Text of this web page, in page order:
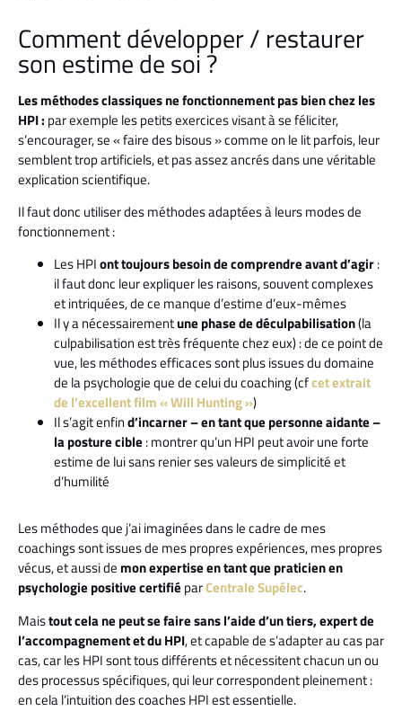
Comment développer / restaurer
son estime de soi ?
Les méthodes classiques ne fonctionnement pas bien chez les
HPI : par exemple les petits exercices visant à se féliciter,
s’encourager, se « faire des bisous » comme on le lit parfois, leur
semblent trop artificiels, et pas assez ancrés dans une véritable
explication scientifique.
Il faut donc utiliser des méthodes adaptées à leurs modes de
fonctionnement :
Les HPIont toujours besoin de comprendre avant d’agir:
il faut donc leur expliquer les raisons, souvent complexes
et intriquées, de ce manque d’estime d’eux-mêmes
Il y a nécessairementune phase de déculpabilisation(la
culpabilisation est très fréquente chez eux) : de ce point de
vue, les méthodes efficaces sont plus issues du domaine
de la psychologie que de celui du coaching (cfcet extrait
de l’excellent film « Will Hunting »)
Il s’agit enfind’incarner – en tant que personne aidante –
la posture cible: montrer qu’un HPI peut avoir une forte
estime de lui sans renier ses valeurs de simplicité et
d’humilité
Les méthodes que j’ai imaginées dans le cadre de mes
coachings sont issues de mes propres expériences, mes propres
vécus, et aussi de mon expertise en tant que praticien en
psychologie positive certifiéparCentrale Supélec.
Maistout cela ne peut se faire sans l’aide d’un tiers, expert de
l’accompagnement et du HPI, et capable de s’adapter au cas par
cas, car les HPI sont tous différents et nécessitent chacun un ou
des processus spécifiques, qui leur correspondent pleinement :
en cela l’intuition des coaches HPI est essentielle.